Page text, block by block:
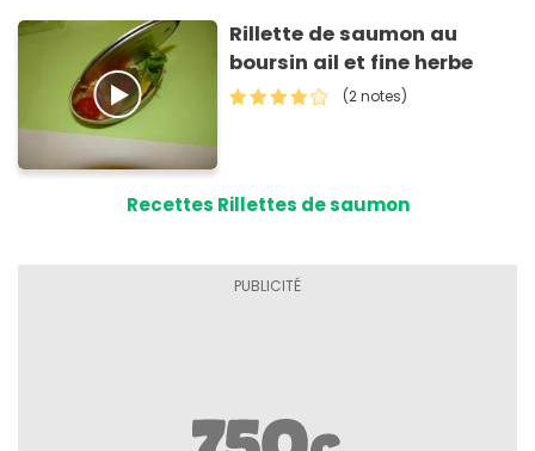
Rillette de saumon au
boursin ail et fine herbe
(2 notes)
Recettes Rillettes de saumon